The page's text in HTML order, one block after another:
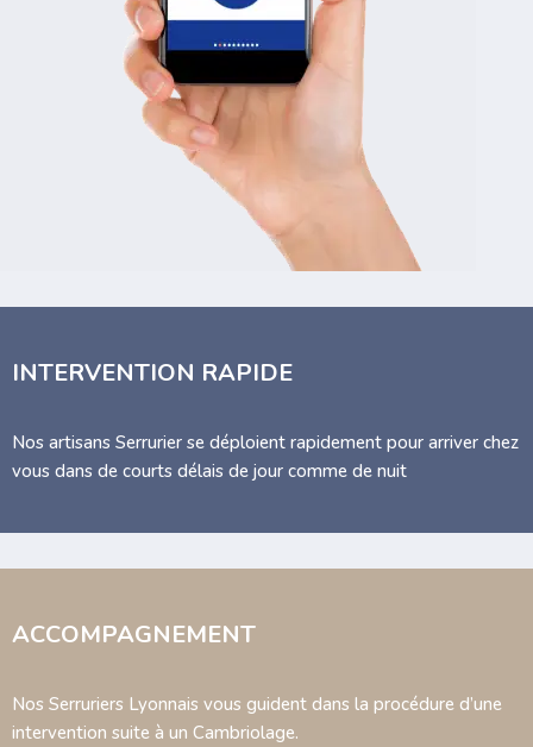
INTERVENTION RAPIDE
Nos artisans Serrurier se déploient rapidement pour arriver chez
vous dans de courts délais de jour comme de nuit
ACCOMPAGNEMENT
Nos Serruriers Lyonnais vous guident dans la procédure d’une
intervention suite à un Cambriolage.